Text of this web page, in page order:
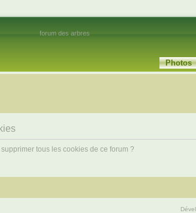
forum des arbres
Photos
tous les cookies de ce forum ?